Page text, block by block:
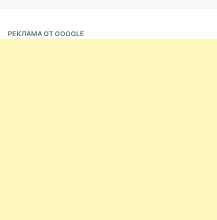
РЕКЛАМА ОТ GOOGLE